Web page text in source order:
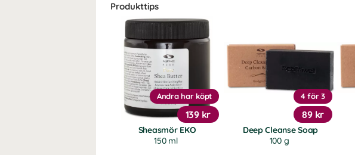
Produkttips
Sheasmör EKO
150 ml
Andra har köpt
139 kr
Deep Cleanse Soap
100 g
4 för 3
89 kr